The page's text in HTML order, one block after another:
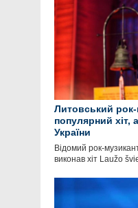
Литовський рок-
популярний хіт,
України
Відомий рок-
виконав хіт Laužo